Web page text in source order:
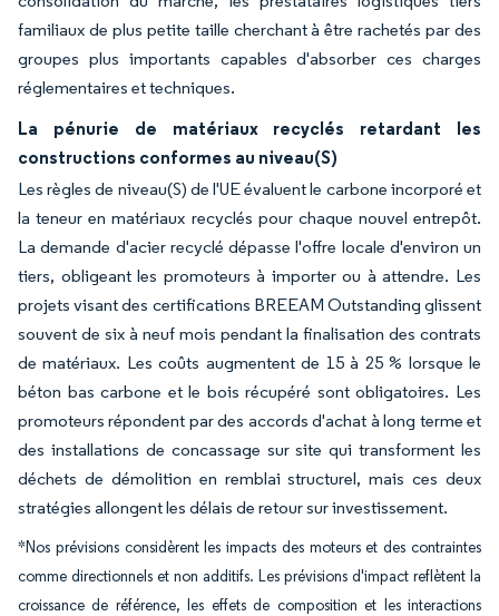
familiaux de plus petite taille cherchant à être rachetés par des
groupes plus importants capables d'absorber ces charges
réglementaires et techniques.
La pénurie de matériaux recyclés retardant les
constructions conformes au niveau(S)
Les règles de niveau(S) de l'UE évaluent le carbone incorporé et
la teneur en matériaux recyclés pour chaque nouvel entrepôt.
La demande d'acier recyclé dépasse l'offre locale d'environ un
tiers, obligeant les promoteurs à importer ou à attendre. Les
projets visant des certifications BREEAM Outstanding glissent
souvent de six à neuf mois pendant la finalisation des contrats
de matériaux. Les coûts augmentent de 15 à 25 % lorsque le
béton bas carbone et le bois récupéré sont obligatoires. Les
promoteurs répondent par des accords d'achat à long terme et
des installations de concassage sur site qui transforment les
déchets de démolition en remblai structurel, mais ces deux
stratégies allongent les délais de retour sur investissement.
*Nos prévisions considèrent les impacts des moteurs et des contraintes
comme directionnels et non additifs. Les prévisions d'impact reflètent la
croissance de référence, les effets de composition et les interactions